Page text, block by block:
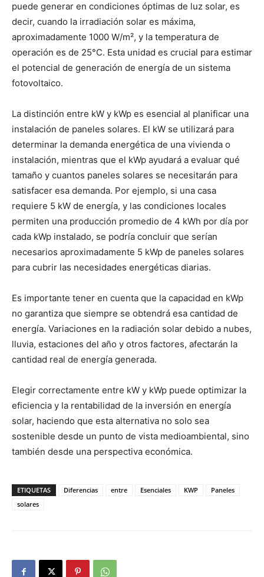
puede generar en condiciones óptimas de luz solar, es
decir, cuando la irradiación solar es máxima,
aproximadamente 1000 W/m², y la temperatura de
operación es de 25°C. Esta unidad es crucial para estimar
el potencial de generación de energía de un sistema
fotovoltaico.
La distinción entre kW y kWp es esencial al planificar una
instalación de paneles solares. El kW se utilizará para
determinar la demanda energética de una vivienda o
instalación, mientras que el kWp ayudará a evaluar qué
tamaño y cuantos paneles solares se necesitarán para
satisfacer esa demanda. Por ejemplo, si una casa
requiere 5 kW de energía, y las condiciones locales
permiten una producción promedio de 4 kWh por día por
cada kWp instalado, se podría concluir que serían
necesarios aproximadamente 5 kWp de paneles solares
para cubrir las necesidades energéticas diarias.
Es importante tener en cuenta que la capacidad en kWp
no garantiza que siempre se obtendrá esa cantidad de
energía. Variaciones en la radiación solar debido a nubes,
lluvia, estaciones del año y otros factores, afectarán la
cantidad real de energía generada.
Elegir correctamente entre kW y kWp puede optimizar la
eficiencia y la rentabilidad de la inversión en energía
solar, haciendo que esta alternativa no solo sea
sostenible desde un punto de vista medioambiental, sino
también desde una perspectiva económica.
ETIQUETAS Diferencias entre Esenciales KWP
Paneles
solares